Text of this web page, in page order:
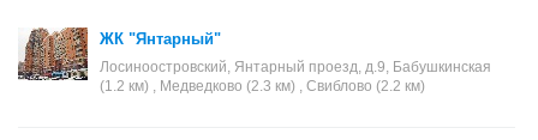
ЖК "Янтарный"
Лосиноостровский, Янтарный проезд, д.9, Бабушкинская
(1.2 км) , Медведково (2.3 км) , Свиблово (2.2 км)